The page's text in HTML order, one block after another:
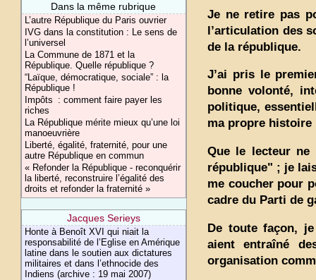
Dans la même rubrique
L’autre République du Paris ouvrier
IVG dans la constitution : Le sens de
l’universel
La Commune de 1871 et la
République. Quelle république ?
“Laïque, démocratique, sociale” : la
République !
Impôts : comment faire payer les
riches
La République mérite mieux qu’une loi
manoeuvrière
Liberté, égalité, fraternité, pour une
autre République en commun
« Refonder la République - reconquérir
la liberté, reconstruire l’égalité des
droits et refonder la fraternité »
Jacques Serieys
Honte à Benoît XVI qui niait la
responsabilité de l’Eglise en Amérique
latine dans le soutien aux dictatures
militaires et dans l’ethnocide des
Indiens (archive : 19 mai 2007)
Je ne retire pas
l’articulation des
de la république.
J’ai pris le
bonne volonté,
politique,
ma propre
Que le lecteur ne
république" ; je
me coucher pour
cadre du Parti de
De toute façon,
aient entraîné
organisation